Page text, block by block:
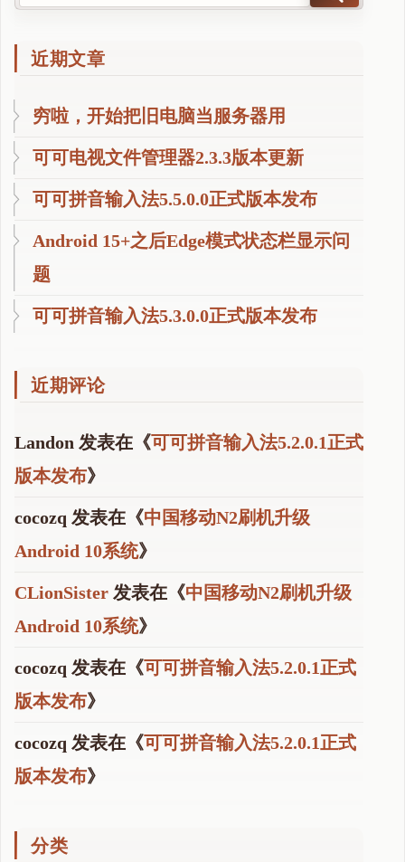
近期文章
穷啦，开始把旧电脑当服务器用
可可电视文件管理器2.3.3版本更新
可可拼音输入法5.5.0.0正式版本发布
Android 15+之后Edge模式状态栏显示问
题
可可拼音输入法5.3.0.0正式版本发布
近期评论
Landon 发表在《可可拼音输入法5.2.0.1正式
版本发布》
cocozq 发表在《中国移动N2刷机升级
Android 10系统》
CLionSister 发表在《中国移动N2刷机升级
Android 10系统》
cocozq 发表在《可可拼音输入法5.2.0.1正式
版本发布》
cocozq 发表在《可可拼音输入法5.2.0.1正式
版本发布》
分类